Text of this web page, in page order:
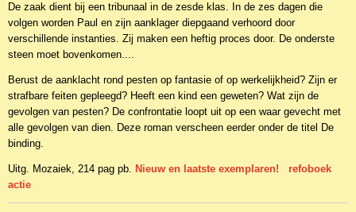
De zaak dient bij een tribunaal in de zesde klas. In de zes dagen die
volgen worden Paul en zijn aanklager diepgaand verhoord door
verschillende instanties. Zij maken een heftig proces door. De onderste
steen moet bovenkomen....
Berust de aanklacht rond pesten op fantasie of op werkelijkheid? Zijn er
strafbare feiten gepleegd? Heeft een kind een geweten? Wat zijn de
gevolgen van pesten? De confrontatie loopt uit op een waar gevecht met
alle gevolgen van dien. Deze roman verscheen eerder onder de titel De
binding.
Uitg. Mozaiek, 214 pag pb. Nieuw en laatste exemplaren! refoboek
actie